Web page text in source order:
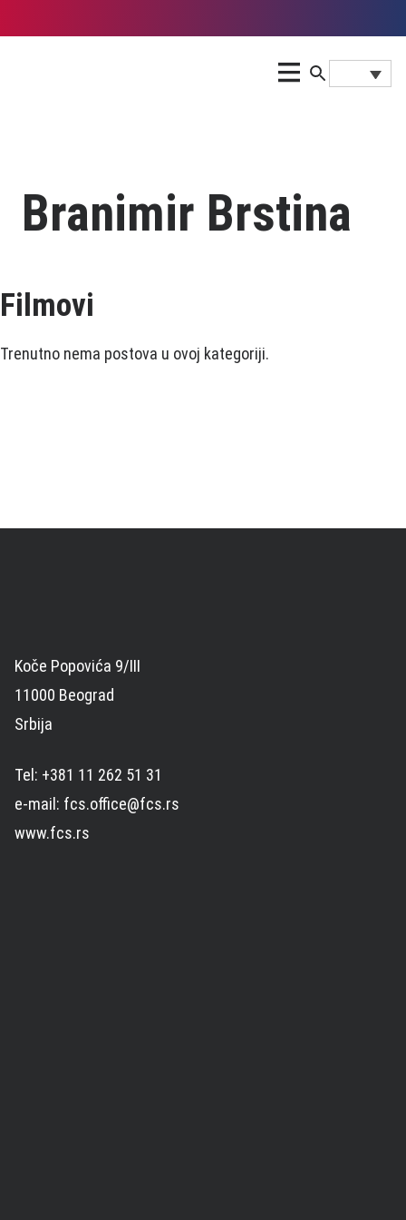
Branimir Brstina
Filmovi
Trenutno nema postova u ovoj kategoriji.
Koče Popovića 9/III
11000 Beograd
Srbija
Tel: +381 11 262 51 31
e-mail: fcs.office@fcs.rs
www.fcs.rs